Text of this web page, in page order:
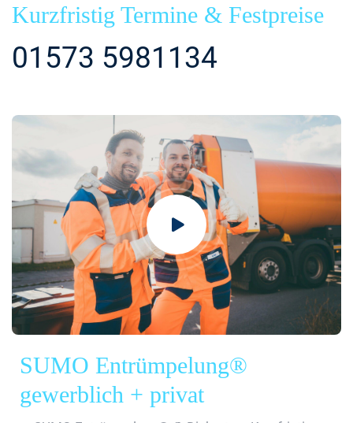
Kurzfristig Termine & Festpreise
01573 5981134
SUMO Entrümpelung®
gewerblich + privat